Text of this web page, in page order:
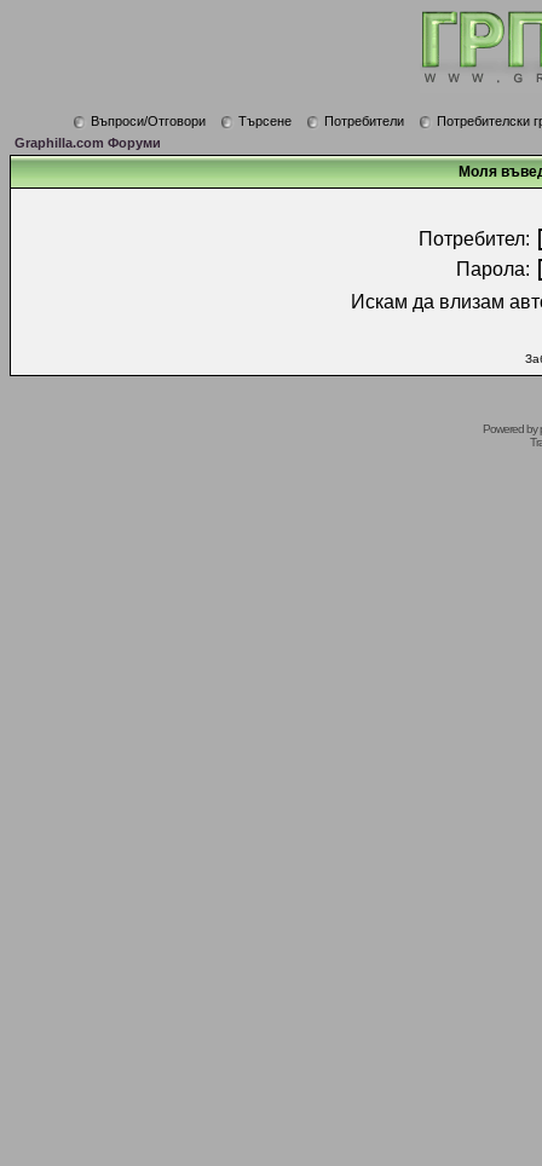
Въпроси/Отговори Търсене Потребители
Потребителски
Graphilla.com Форуми
Моля
Потребител:
Парола:
Искам да влизам
Powered by